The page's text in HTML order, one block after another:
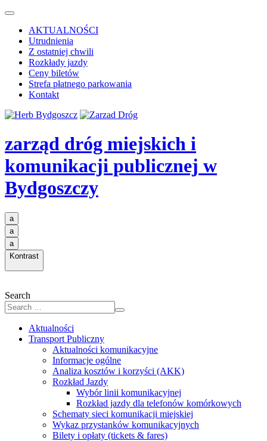
AKTUALNOŚCI
Utrudnienia
Z ostatniej chwili
Rozkłady jazdy
Ceny biletów
Strefa płatnego parkowania
Kontakt
zarząd dróg miejskich i
komunikacji publicznej w
Bydgoszczy
a
a
a
Kontrast
Search
Aktualności
Transport Publiczny
Aktualności komunikacyjne
Informacje ogólne
Analiza kosztów i korzyści (AKK)
Rozkład Jazdy
Wybór linii komunikacyjnej
Rozkład jazdy dla telefonów komórkowych
Schematy sieci komunikacji miejskiej
Wykaz przystanków komunikacyjnych
Bilety i opłaty (tickets & fares)